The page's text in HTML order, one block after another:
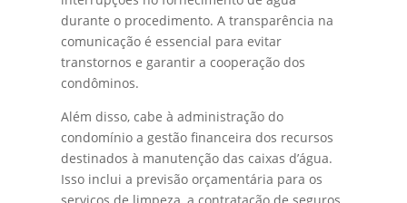
durante o procedimento. A transparência na
comunicação é essencial para evitar
transtornos e garantir a cooperação dos
condôminos.
Além disso, cabe à administração do
condomínio a gestão financeira dos recursos
destinados à manutenção das caixas d’água.
Isso inclui a previsão orçamentária para os
serviços de limpeza, a contratação de seguros